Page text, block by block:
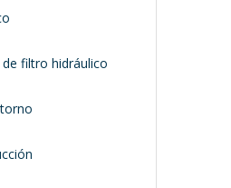
filtro hidráulico